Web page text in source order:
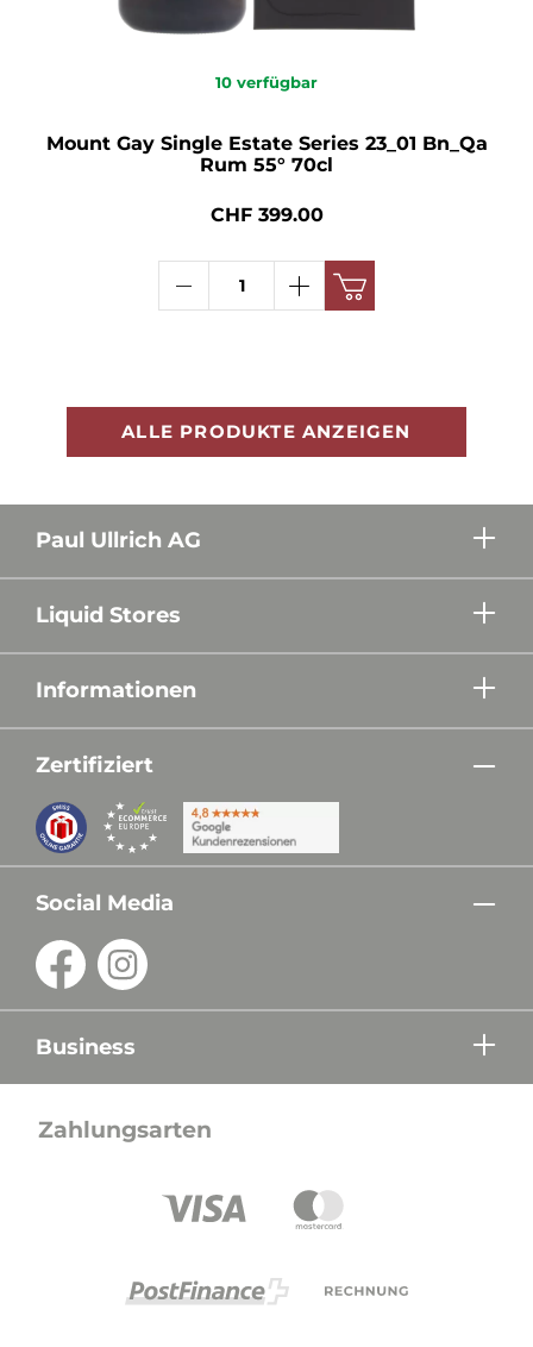
10 verfügbar
Mount Gay Single Estate Series 23_01 Bn_Qa
Rum 55° 70cl
CHF 399.00
ALLE PRODUKTE ANZEIGEN
Paul Ullrich AG
Liquid Stores
Informationen
Zertifiziert
Social Media
Business
Zahlungsarten